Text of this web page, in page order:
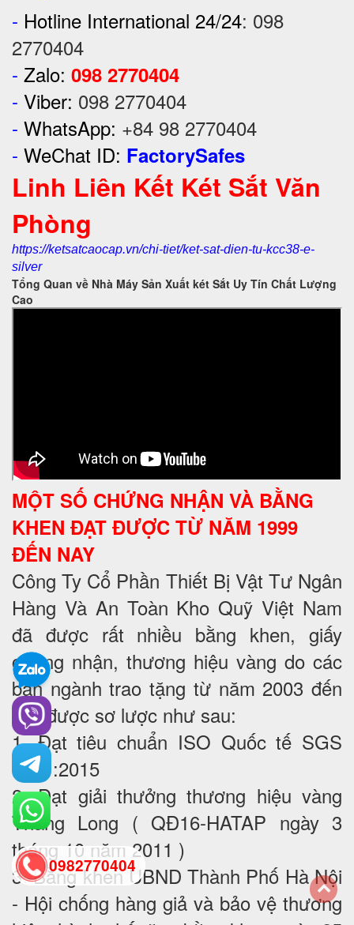
- Hotline International 24/24: 098
2770404
- Zalo: 098 2770404
- Viber: 098 2770404
- WhatsApp: +84 98 2770404
- WeChat ID: FactorySafes
Linh Liên Kết Két Sắt Văn
Phòng
https://ketsatcaocap.vn/chi-tiet/ket-sat-dien-tu-kcc38-e-
silver
Tổng Quan về Nhà Máy Sản Xuất két Sắt Uy Tín Chất Lượng
Cao
MỘT SỐ CHỨNG NHẬN VÀ BẰNG
KHEN ĐẠT ĐƯỢC TỪ NĂM 1999
ĐẾN NAY
Công Ty Cổ Phần Thiết Bị Vật Tư Ngân
Hàng Và An Toàn Kho Quỹ Việt Nam
đã được rất nhiều bằng khen, giấy
chứng nhận, thương hiệu vàng do các
ban ngành trao tặng từ năm 2003 đến
nay được sơ lược như sau:
1. Đạt tiêu chuẩn ISO Quốc tế SGS
9001:2015
2. Đạt giải thưởng thương hiệu vàng
Thăng Long ( QĐ16-HATAP ngày 3
tháng 10 năm 2011 )
3. Bằng khen UBND Thành Phố Hà Nội
- Hội chống hàng giả và bảo vệ thương
0982770404
back